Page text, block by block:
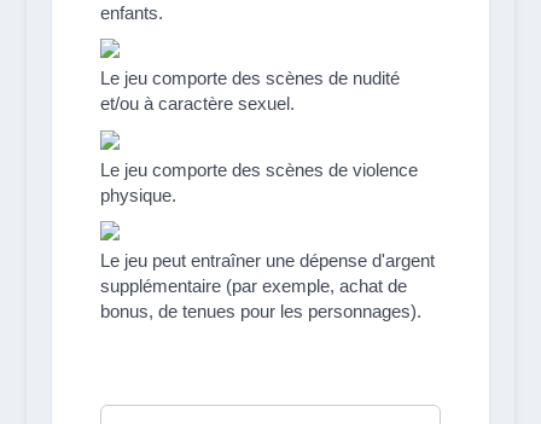
enfants.
Le jeu comporte des scènes de nudité
et/ou à caractère sexuel.
Le jeu comporte des scènes de violence
physique.
Le jeu peut entraîner une dépense d'argent
supplémentaire (par exemple, achat de
bonus, de tenues pour les personnages).